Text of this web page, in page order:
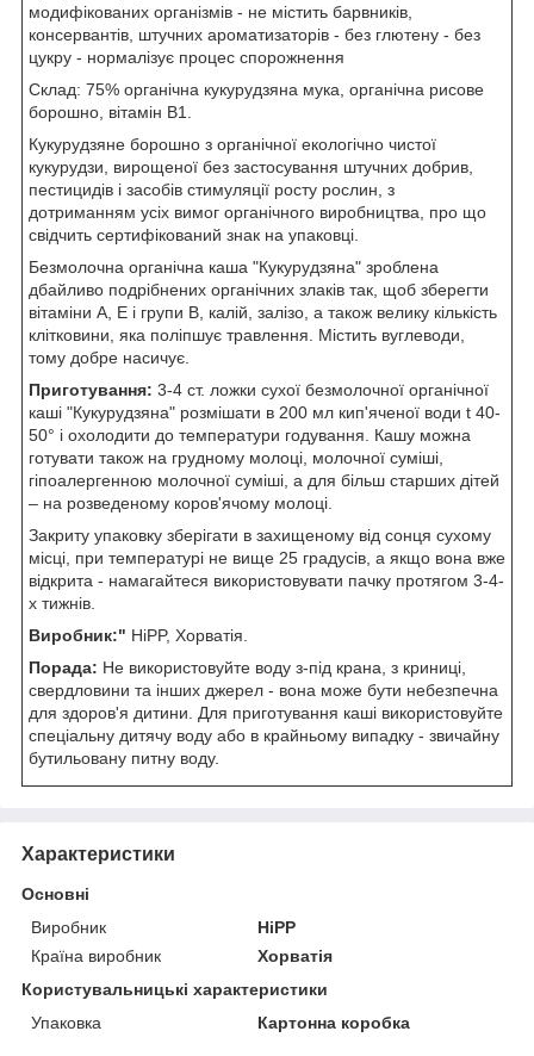
модифікованих організмів - не містить барвників,
консервантів, штучних ароматизаторів - без глютену - без
цукру - нормалізує процес спорожнення
Склад: 75% органічна кукурудзяна мука, органічна рисове
борошно, вітамін В1.
Кукурудзяне борошно з органічної екологічно чистої
кукурудзи, вирощеної без застосування штучних добрив,
пестицидів і засобів стимуляції росту рослин, з
дотриманням усіх вимог органічного виробництва, про що
свідчить сертифікований знак на упаковці.
Безмолочна органічна каша "Кукурудзяна" зроблена
дбайливо подрібнених органічних злаків так, щоб зберегти
вітаміни А, Е і групи В, калій, залізо, а також велику кількість
клітковини, яка поліпшує травлення. Містить вуглеводи,
тому добре насичує.
Приготування: 3-4 ст. ложки сухої безмолочної органічної
каші "Кукурудзяна" розмішати в 200 мл кип'яченої води t 40-
50° і охолодити до температури годування. Кашу можна
готувати також на грудному молоці, молочної суміші,
гіпоалергенною молочної суміші, а для більш старших дітей
– на розведеному коров'ячому молоці.
Закриту упаковку зберігати в захищеному від сонця сухому
місці, при температурі не вище 25 градусів, а якщо вона вже
відкрита - намагайтеся використовувати пачку протягом 3-4-
х тижнів.
Виробник:" HiPP, Хорватія.
Порада: Не використовуйте воду з-під крана, з криниці,
свердловини та інших джерел - вона може бути небезпечна
для здоров'я дитини. Для приготування каші використовуйте
спеціальну дитячу воду або в крайньому випадку - звичайну
бутильовану питну воду.
Характеристики
Основні
Виробник
HiPP
Країна виробник
Хорватія
Користувальницькі характеристики
Упаковка
Картонна коробка